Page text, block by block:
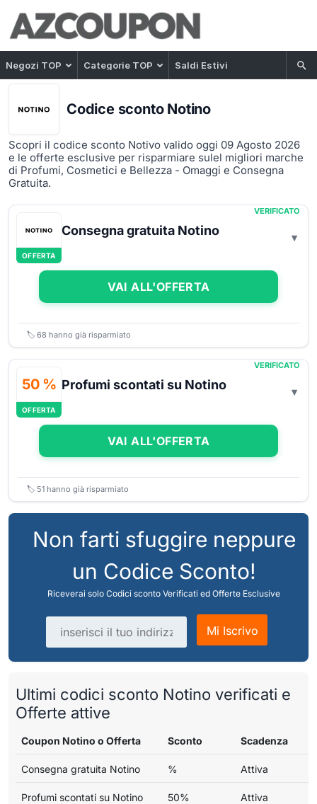
Negozi TOP Categorie TOP Saldi Estivi
Codice sconto Notino
Scopri il codice sconto Notivo valido oggi 09 Agosto 2026
e le offerte esclusive per risparmiare sulel migliori marche
di Profumi, Cosmetici e Bellezza - Omaggi e Consegna
Gratuita.
OFFERTA
VERIFICATO
Consegna gratuita Notino
VAI ALL'OFFERTA
🏷️ 68 hanno già risparmiato
50 %
OFFERTA
VERIFICATO
Profumi scontati su Notino
VAI ALL'OFFERTA
🏷️ 51 hanno già risparmiato
Non farti sfuggire neppure
un Codice Sconto!
Riceverai solo Codici sconto Verificati ed Offerte Esclusive
Indirizzo email
Mi Iscrivo
Ultimi codici sconto Notino verificati e
Offerte attive
Coupon Notino o Offerta Sconto Scadenza
Consegna gratuita Notino % Attiva
Profumi scontati su Notino 50% Attiva